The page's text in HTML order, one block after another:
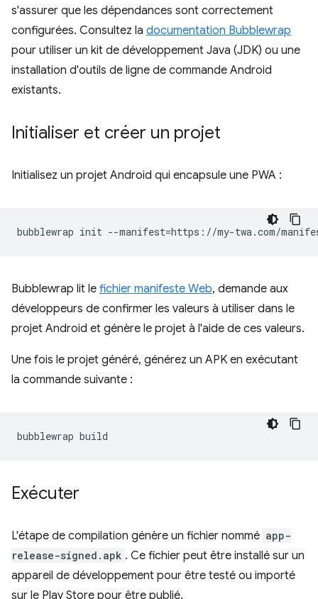
s'assurer que les dépendances sont correctement
configurées. Consultez la documentation Bubblewrap
pour utiliser un kit de développement Java (JDK) ou une
installation d'outils de ligne de commande Android
existants.
Initialiser et créer un projet
Initialisez un projet Android qui encapsule une PWA :
bubblewrap init --manifest=
Bubblewrap lit le fichier manifeste Web, demande aux
développeurs de confirmer les valeurs à utiliser dans le
projet Android et génère le projet à l'aide de ces valeurs.
Une fois le projet généré, générez un APK en exécutant
la commande suivante :
bubblewrap
Exécuter
L'étape de compilation génère un fichier nommé app-
release-signed.apk . Ce fichier peut être installé sur un
appareil de développement pour être testé ou importé
sur le Play Store pour être publié.